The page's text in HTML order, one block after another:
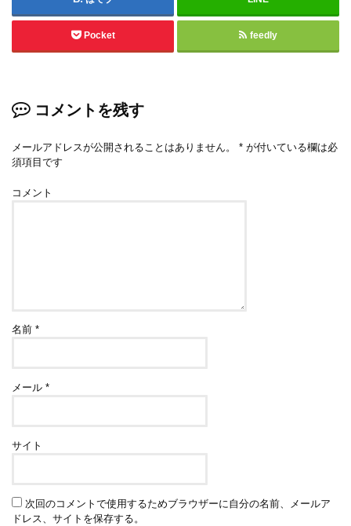
Pocket feedly
コメントを残す
メールアドレスが公開されることはありません。 * が付いている欄は必
須項目です
コメント
名前*
メール*
サイト
次回のコメントで使用するためブラウザーに自分の名前、メールア
ドレス、サイトを保存する。